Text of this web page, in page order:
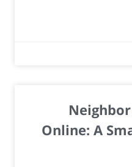
Online: A